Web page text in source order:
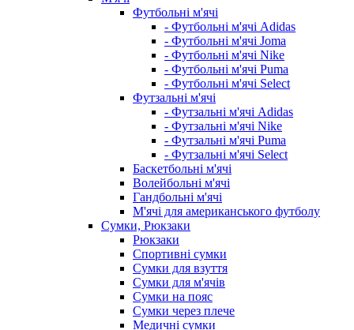
Футбольні м'ячі
- Футбольні м'ячі Adidas
- Футбольні м'ячі Joma
- Футбольні м'ячі Nike
- Футбольні м'ячі Puma
- Футбольні м'ячі Select
Футзальні м'ячі
- Футзальні м'ячі Adidas
- Футзальні м'ячі Nike
- Футзальні м'ячі Puma
- Футзальні м'ячі Select
Баскетбольні м'ячі
Волейбольні м'ячі
Гандбольні м'ячі
М'ячі для американського футболу
Сумки, Рюкзаки
Рюкзаки
Спортивні сумки
Сумки для взуття
Сумки для м'ячів
Сумки на пояс
Сумки через плече
Медичні сумки